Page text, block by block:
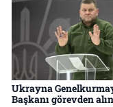
Ukrayna
Başkanı görevden